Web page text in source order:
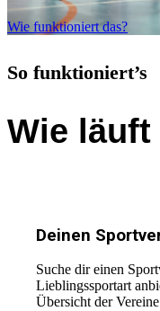
Wie funktioniert das?
So funktioniert’s
Wie läuft
Deinen
Suche dir einen
Lieblingssportart
Übersicht der